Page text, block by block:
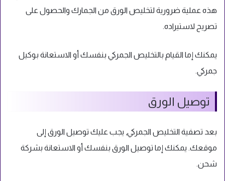
هذه عملية ضرورية لتخليص الورق من الجمارك والحصول على
تصريح لاستيراده.
يمكنك إما القيام بالتخليص الجمركي بنفسك أو الاستعانة بوكيل
جمركي.
توصيل الورق
بعد تصفية التخليص الجمركي, يجب عليك توصيل الورق إلى
موقعك. يمكنك إما توصيل الورق بنفسك أو الاستعانة بشركة
شحن.